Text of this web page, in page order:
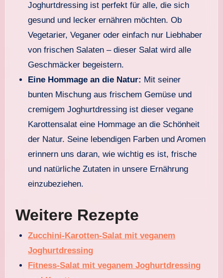
Joghurtdressing ist perfekt für alle, die sich
gesund und lecker ernähren möchten. Ob
Vegetarier, Veganer oder einfach nur Liebhaber
von frischen Salaten – dieser Salat wird alle
Geschmäcker begeistern.
Eine Hommage an die Natur: Mit seiner
bunten Mischung aus frischem Gemüse und
cremigem Joghurtdressing ist dieser vegane
Karottensalat eine Hommage an die Schönheit
der Natur. Seine lebendigen Farben und Aromen
erinnern uns daran, wie wichtig es ist, frische
und natürliche Zutaten in unsere Ernährung
einzubeziehen.
Weitere Rezepte
Zucchini-Karotten-Salat mit veganem
Joghurtdressing
Fitness-Salat mit veganem Joghurtdressing